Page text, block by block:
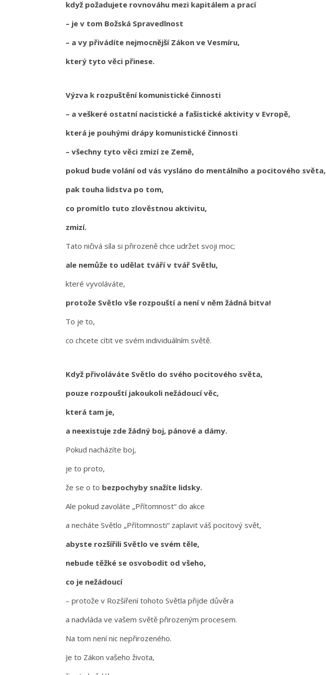
když požadujete rovnováhu mezi kapitálem a prací
– je v tom Božská Spravedlnost
– a vy přivádíte nejmocnější Zákon ve Vesmíru,
který tyto věci přinese.
Výzva k rozpuštění komunistické činnosti
– a veškeré ostatní nacistické a fašistické aktivity v Evropě,
která je pouhými drápy komunistické činnosti
– všechny tyto věci zmizí ze Země,
pokud bude volání od vás vysláno do mentálního a pocitového světa,
pak touha lidstva po tom,
co promítlo tuto zlověstnou aktivitu,
zmizí.
Tato ničivá síla si přirozeně chce udržet svoji moc;
ale nemůže to udělat tváří v tvář Světlu,
které vyvoláváte,
protože Světlo vše rozpouští a není v něm žádná bitva!
To je to,
co chcete cítit ve svém individuálním světě.
Když přivoláváte Světlo do svého pocitového světa,
pouze rozpouští jakoukoli nežádoucí věc,
která tam je,
a neexistuje zde žádný boj, pánové a dámy.
Pokud nacházíte boj,
je to proto,
že se o to bezpochyby snažíte lidsky.
Ale pokud zavoláte „Přítomnost“ do akce
a necháte Světlo „Přítomnosti“ zaplavit váš pocitový svět,
abyste rozšířili Světlo ve svém těle,
nebude těžké se osvobodit od všeho,
co je nežádoucí
– protože v Rozšíření tohoto Světla přijde důvěra
a nadvláda ve vašem světě přirozeným procesem.
Na tom není nic nepřirozeného.
Je to Zákon vašeho života,